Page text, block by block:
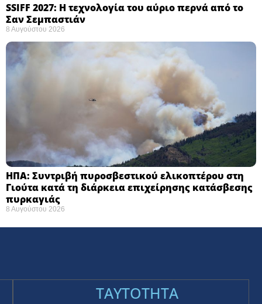
SSIFF 2027: Η τεχνολογία του αύριο περνά από το
Σαν Σεμπαστιάν ​
8 Αυγούστου 2026
ΗΠΑ: Συντριβή πυροσβεστικού ελικοπτέρου στη
Γιούτα κατά τη διάρκεια επιχείρησης κατάσβεσης
πυρκαγιάς ​
8 Αυγούστου 2026
TAYTOTHTA